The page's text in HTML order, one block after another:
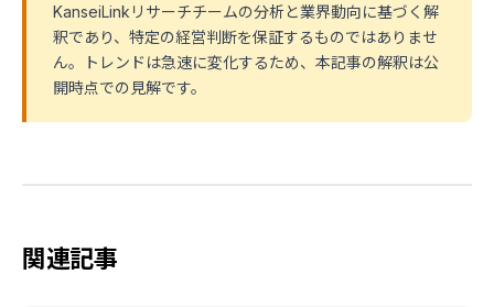
KanseiLinkリサーチチームの分析と業界動向に基づく解
釈であり、特定の経営判断を保証するものではありませ
ん。トレンドは急速に変化するため、本記事の解釈は公
開時点での見解です。
関連記事